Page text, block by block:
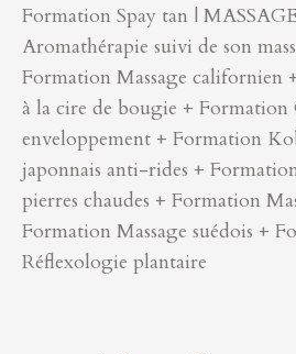
Formation Spay tan |
Aromathérapie suivi de son
Formation Massage californien
à la cire de bougie +
enveloppement + Formation
japonnais anti-rides +
pierres chaudes + Formation
Formation Massage suédois +
Réflexologie plantaire